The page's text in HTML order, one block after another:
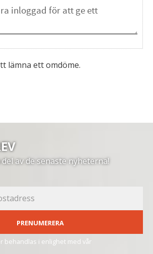
lämna ett omdöme.
av de senaste nyheterna!
PRENUMERERA
behandlas i enlighet med vår